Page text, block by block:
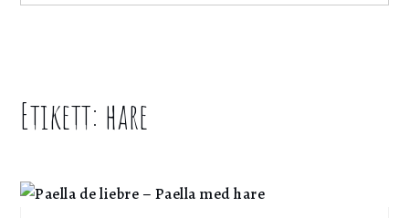
Home
hare
Etikett: hare
för att webbplatsen ska fungera.
information och funktionalitet vill vi samla in
statistik. Vi kan inte identifiera dig
Marknadsföring